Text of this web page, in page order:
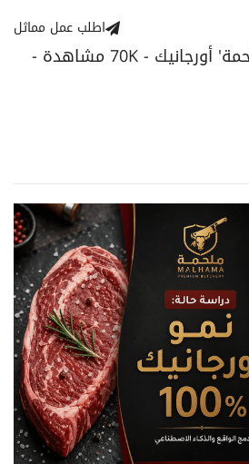
إدارة ونمو حساب 'ملحمة' أورجانيك - 70K مشاهدة -
اطلب عمل مماثل